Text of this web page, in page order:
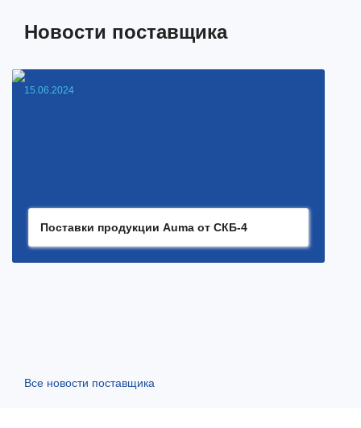
Новости поставщика
15.06.2024
Поставки продукции Auma от СКБ-4
Все новости поставщика